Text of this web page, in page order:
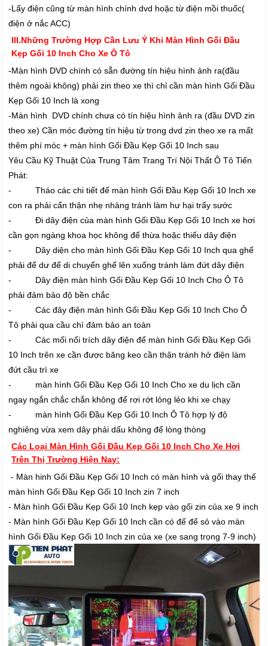
-Lấy điện cũng từ màn hình chính dvd hoặc từ điện mồi thuốc(
điện ở nắc ACC)
III.Những Trường Hợp Cần Lưu Ý Khi Màn Hình Gối Đầu
Kẹp Gối 10 Inch Cho Xe Ô Tô
-Màn hình DVD chính có sẵn đường tín hiệu hình ảnh ra(đầu
thêm ngoài không) phải zin theo xe thì chỉ cần màn hình Gối Đầu
Kẹp Gối 10 Inch là xong
-Màn hình DVD chính chưa có tín hiệu hình ảnh ra (đầu DVD zin
theo xe) Cần móc đường tín hiệu từ trong dvd zin theo xe ra mất
thêm phí móc + màn hình Gối Đầu Kẹp Gối 10 Inch sau
Yêu Cầu Kỹ Thuật Của Trung Tâm Trang Trí Nội Thất Ô Tô Tiến
Phát:
- Tháo các chi tiết để màn hình Gối Đầu Kẹp Gối 10 Inch xe
con ra phải cẩn thận nhẹ nhàng tránh làm hư hại trấy sước
- Đi dây điện của màn hình Gối Đầu Kẹp Gối 10 Inch xe hơi
cần gọn ngàng khoa học không để thừa hoặc thiếu dây điện
- Dây diện cho màn hình Gối Đầu Kẹp Gối 10 Inch qua ghế
phải để dư để di chuyển ghế lên xuống tránh làm đứt dây điện
- Dây điện màn hình Gối Đầu Kẹp Gối 10 Inch Cho Ô Tô
phải đảm bảo độ bền chắc
- Các đây điện màn hình Gối Đầu Kẹp Gối 10 Inch Cho Ô
Tô phải qua cầu chì đảm bảo an toàn
- Các mối nối trích dây điện để màn hình Gối Đầu Kẹp Gối
10 Inch trên xe cần được băng keo cần thận tránh hở điện làm
đứt cầu trì xe
- màn hình Gối Đầu Kẹp Gối 10 Inch Cho xe du lịch cần
ngay ngắn chắc chắn không để rơi rớt lỏng lẻo khi xe chạy
- màn hình Gối Đầu Kẹp Gối 10 Inch Ô Tô hợp lý độ
nghiêng vừa xem dây phải dấu không để lòng thòng
Các Loại Màn Hình Gối Đầu Kẹp Gối 10 Inch Cho Xe Hơi
Trên Thị Trường Hiện Nay:
- Màn hinh Gối Đầu Kẹp Gối 10 Inch có màn hình và gối thay thế
màn hình Gối Đầu Kẹp Gối 10 Inch zin 7 inch
- Màn hình Gối Đầu Kẹp Gối 10 Inch kẹp vào gối zin của xe 9 inch
- Màn hình Gối Đầu Kẹp Gối 10 Inch cần có đế để sỏ vào màn
hình Gối Đầu Kẹp Gối 10 Inch zin của xe (xe sang trọng 7-9 inch)